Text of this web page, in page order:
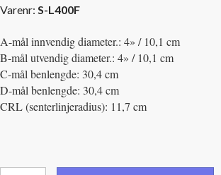
Varenr: S-L400F
A-mål innvendig diameter.: 4» / 10,1 cm
B-mål utvendig diameter.: 4» / 10,1 cm
C-mål benlengde: 30,4 cm
D-mål benlengde: 30,4 cm
CRL (senterlinjeradius): 11,7 cm